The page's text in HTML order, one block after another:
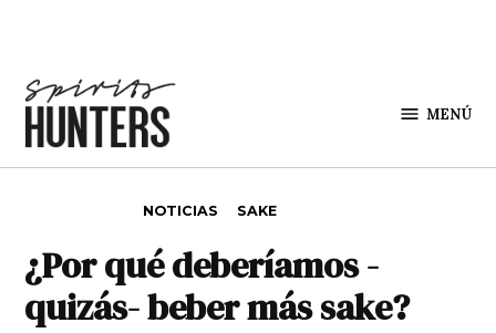
MENÚ
NOTICIAS SAKE
¿Por qué deberíamos -
quizás- beber más sake?